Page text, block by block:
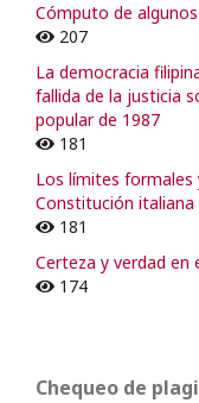
Cómputo de
207
La democracia
fallida de la justicia
popular de 1987
181
Los límites formales
Constitución italiana
181
Certeza y verdad en
174
Chequeo de